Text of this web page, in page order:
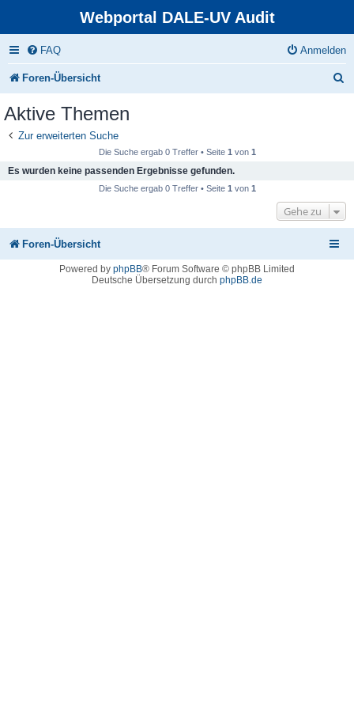
Webportal DALE-UV Audit
FAQ Anmelden
Foren-Übersicht
Aktive Themen
Zur erweiterten Suche
Die Suche ergab 0 Treffer • Seite 1 von 1
Es wurden keine passenden Ergebnisse gefunden.
Die Suche ergab 0 Treffer • Seite 1 von 1
Gehe zu
Foren-Übersicht
Powered by phpBB® Forum Software © phpBB Limited
Deutsche Übersetzung durch phpBB.de